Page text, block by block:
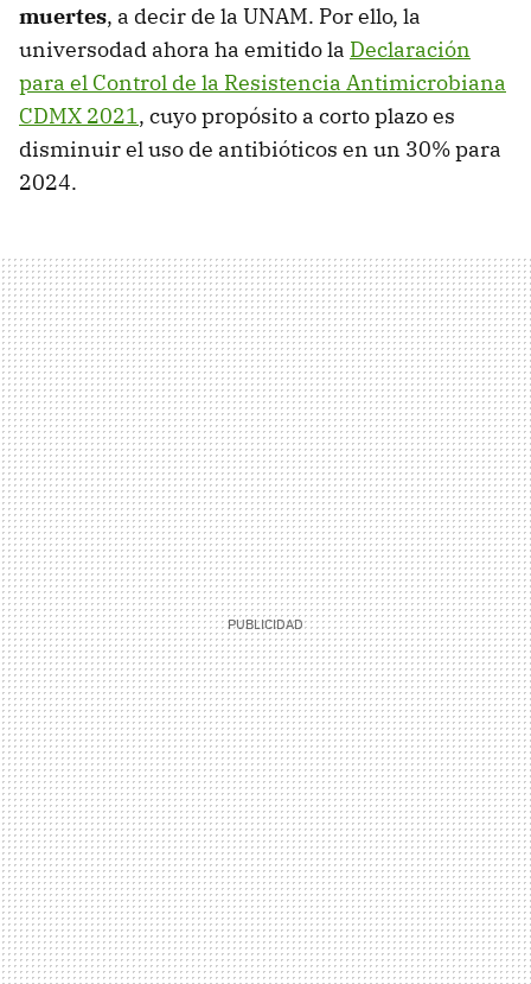
muertes, a decir de la UNAM. Por ello, la
universodad ahora ha emitido la Declaración
para el Control de la Resistencia Antimicrobiana
CDMX 2021, cuyo propósito a corto plazo es
disminuir el uso de antibióticos en un 30% para
2024.